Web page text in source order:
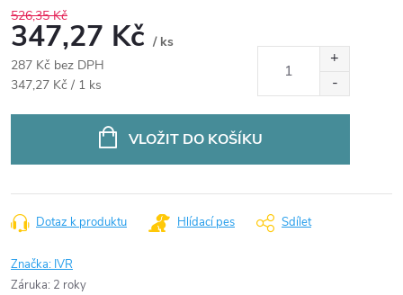
526,35 Kč
347,27 Kč / ks
287 Kč bez DPH
Měrná
347,27 Kč / 1 ks
VLOŽIT DO KOŠÍKU
Dotaz k produktu Hlídací pes Sdílet
Značka: IVR
Záruka: 2 roky